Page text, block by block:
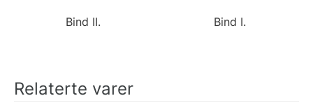
Bind II. Bind I.
Relaterte varer